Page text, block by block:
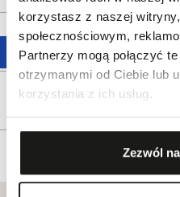
korzystasz z naszej
społecznościowym,
Partnerzy mogą połączyć
otrzymanymi od Ciebie lub
korzystania z ich usług.
Zezwól
Reklamacje i zwroty
Tagi